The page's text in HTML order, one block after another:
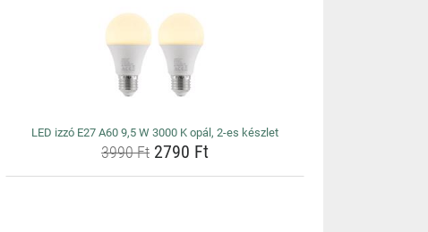
LED izzó E27 A60 9,5 W 3000 K opál, 2-es készlet
3990 Ft 2790 Ft